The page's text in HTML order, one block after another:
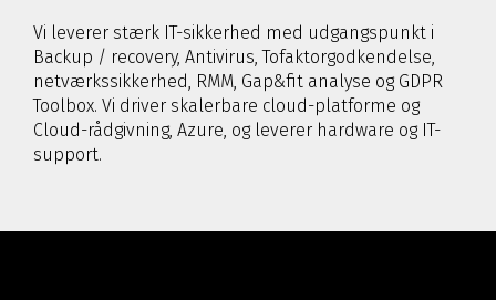
Vi leverer stærk IT-sikkerhed med udgangspunkt i
Backup / recovery, Antivirus, Tofaktorgodkendelse,
netværkssikkerhed, RMM, Gap&fit analyse og GDPR
Toolbox. Vi driver skalerbare cloud-platforme og
Cloud-rådgivning, Azure, og leverer hardware og IT-
support.